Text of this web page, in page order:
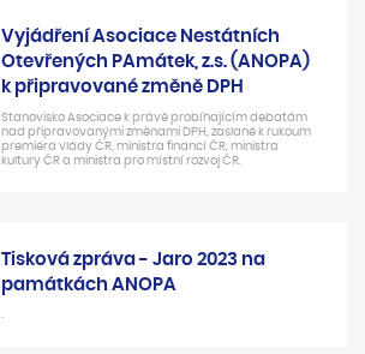
Vyjádření Asociace Nestátních
Otevřených PAmátek, z.s. (ANOPA)
k připravované změně DPH
Stanovisko Asociace k právě probíhajícím debatám
nad připravovanými změnami DPH, zaslané k rukoum
premiéra vlády ČR, ministra financí ČR, ministra
kultury ČR a ministra pro místní rozvoj ČR.
Tisková zpráva - Jaro 2023 na
památkách ANOPA